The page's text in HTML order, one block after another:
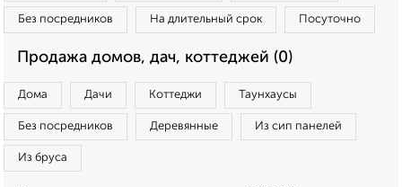
Без посредников На длительный срок Посуточно
Продажа домов, дач, коттеджей (0)
Дома Дачи Коттеджи Таунхаусы
Без посредников Деревянные Из сип панелей
Из бруса